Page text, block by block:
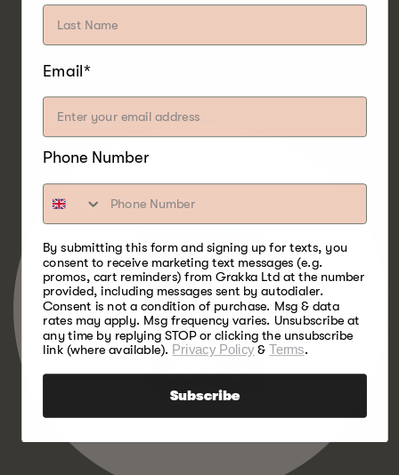
EIK
TRE
Email*
Phone Number
By submitting this form and signing up for texts, you
consent to receive marketing text messages (e.g.
promos, cart reminders) from Grakka Ltd at the number
provided, including messages sent by autodialer.
Consent is not a condition of purchase. Msg & data
rates may apply. Msg frequency varies. Unsubscribe at
any time by replying STOP or clicking the unsubscribe
link (where available). Privacy Policy&Terms.
Subscribe